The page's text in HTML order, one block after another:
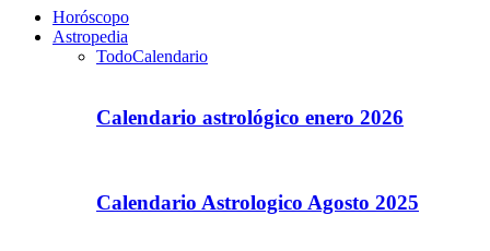
Horóscopo
Astropedia
TodoCalendario
Calendario astrológico enero 2026
Calendario Astrologico Agosto 2025